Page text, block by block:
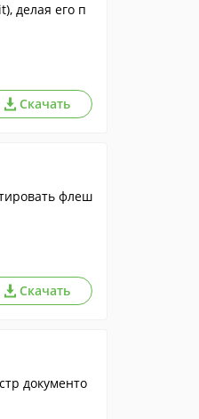
делая его п
Скачать
флеш
Скачать
документо